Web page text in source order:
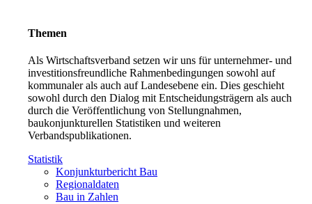
Themen
Als Wirtschaftsverband setzen wir uns für unternehmer- und
investitionsfreundliche Rahmenbedingungen sowohl auf
kommunaler als auch auf Landesebene ein. Dies geschieht
sowohl durch den Dialog mit Entscheidungsträgern als auch
durch die Veröffentlichung von Stellungnahmen,
baukonjunkturellen Statistiken und weiteren
Verbandspublikationen.
Statistik
Konjunkturbericht Bau
Regionaldaten
Bau in Zahlen